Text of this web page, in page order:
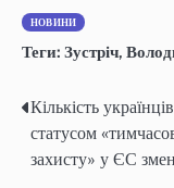
НОВИНИ
Теги: Зустріч,
Навігація
записів
Кількість
статусом
захисту» у ЄС